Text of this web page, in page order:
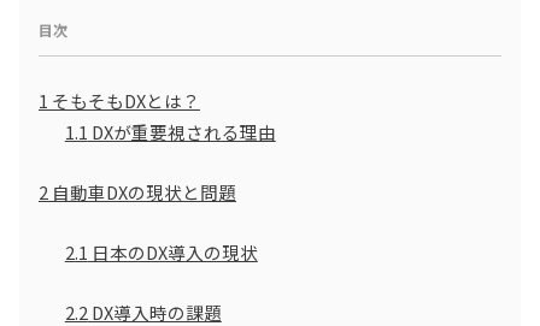
目次
1 そもそもDXとは？
1.1 DXが重要視される理由
2 自動車DXの現状と問題
2.1 日本のDX導入の現状
2.2 DX導入時の課題